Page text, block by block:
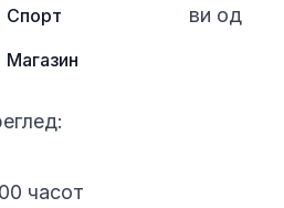
Спорт
Магазин
ќе останат делови од
и населби, во
часот